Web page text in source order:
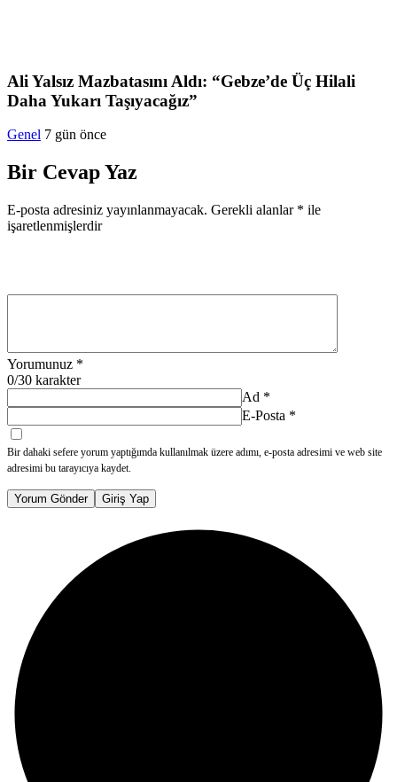
Ali Yalsız Mazbatasını Aldı: “Gebze’de Üç Hilali
Daha Yukarı Taşıyacağız”
Genel 7 gün önce
Bir Cevap Yaz
E-posta adresiniz yayınlanmayacak. Gerekli alanlar * ile
işaretlenmişlerdir
Yorumunuz *
0/30 karakter
Ad *
E-Posta *
Bir dahaki sefere yorum yaptığımda kullanılmak üzere adımı, e-posta adresimi ve web site
adresimi bu tarayıcıya kaydet.
Yorum Gönder Giriş Yap